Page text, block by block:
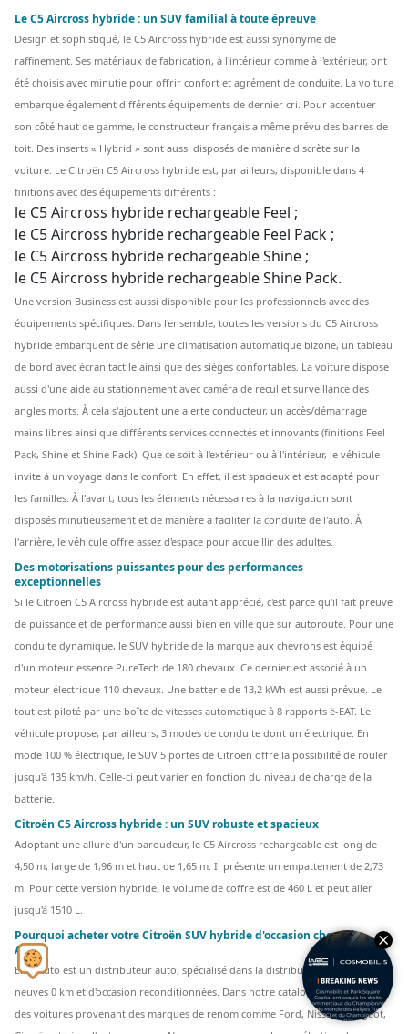
Le C5 Aircross hybride : un SUV familial à toute épreuve
Design et sophistiqué, le C5 Aircross hybride est aussi synonyme de
raffinement. Ses matériaux de fabrication, à l'intérieur comme à l'extérieur, ont
été choisis avec minutie pour offrir confort et agrément de conduite. La voiture
embarque également différents équipements de dernier cri. Pour accentuer
son côté haut de gamme, le constructeur français a même prévu des barres de
toit. Des inserts « Hybrid » sont aussi disposés de manière discrète sur la
voiture. Le Citroën C5 Aircross hybride est, par ailleurs, disponible dans 4
finitions avec des équipements différents :
le C5 Aircross hybride rechargeable Feel ;
le C5 Aircross hybride rechargeable Feel Pack ;
le C5 Aircross hybride rechargeable Shine ;
le C5 Aircross hybride rechargeable Shine Pack.
Une version Business est aussi disponible pour les professionnels avec des
équipements spécifiques. Dans l'ensemble, toutes les versions du C5 Aircross
hybride embarquent de série une climatisation automatique bizone, un tableau
de bord avec écran tactile ainsi que des sièges confortables. La voiture dispose
aussi d'une aide au stationnement avec caméra de recul et surveillance des
angles morts. À cela s'ajoutent une alerte conducteur, un accès/démarrage
mains libres ainsi que différents services connectés et innovants (finitions Feel
Pack, Shine et Shine Pack). Que ce soit à l'extérieur ou à l'intérieur, le véhicule
invite à un voyage dans le confort. En effet, il est spacieux et est adapté pour
les familles. À l'avant, tous les éléments nécessaires à la navigation sont
disposés minutieusement et de manière à faciliter la conduite de l'auto. À
l'arrière, le véhicule offre assez d'espace pour accueillir des adultes.
Des motorisations puissantes pour des performances
exceptionnelles
Si le Citroën C5 Aircross hybride est autant apprécié, c'est parce qu'il fait preuve
de puissance et de performance aussi bien en ville que sur autoroute. Pour une
conduite dynamique, le SUV hybride de la marque aux chevrons est équipé
d'un moteur essence PureTech de 180 chevaux. Ce dernier est associé à un
moteur électrique 110 chevaux. Une batterie de 13,2 kWh est aussi prévue. Le
tout est piloté par une boîte de vitesses automatique à 8 rapports ë-EAT. Le
véhicule propose, par ailleurs, 3 modes de conduite dont un électrique. En
mode 100 % électrique, le SUV 5 portes de Citroën offre la possibilité de rouler
jusqu'à 135 km/h. Celle-ci peut varier en fonction du niveau de charge de la
batterie.
Citroën C5 Aircross hybride : un SUV robuste et spacieux
Adoptant une allure d'un baroudeur, le C5 Aircross rechargeable est long de
4,50 m, large de 1,96 m et haut de 1,65 m. Il présente un empattement de 2,73
m. Pour cette version hybride, le volume de coffre est de 460 L et peut aller
jusqu'à 1510 L.
Pourquoi acheter votre Citroën SUV hybride d'occasion chez Elite
Auto ?
Elite Auto est un distributeur auto, spécialisé dans la distribution de voitures
neuves 0 km et d'occasion reconditionnées. Dans notre catalogue, nous avons
des voitures provenant des marques de renom comme Ford, Nissan, Peugeot,